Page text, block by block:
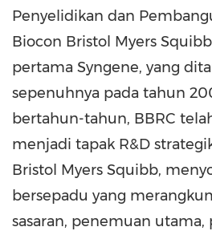
Penyelidikan dan
Biocon Bristol Myers
pertama Syngene, yang
sepenuhnya pada tahun
bertahun-tahun, BBRC
menjadi tapak R&D
Bristol Myers Squibb,
bersepadu yang
sasaran, penemuan